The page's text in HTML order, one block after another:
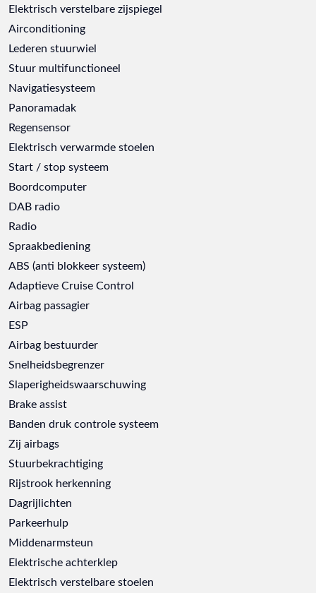
Elektrisch verstelbare zijspiegel
Airconditioning
Lederen stuurwiel
Stuur multifunctioneel
Navigatiesysteem
Panoramadak
Regensensor
Elektrisch verwarmde stoelen
Start / stop systeem
Boordcomputer
DAB radio
Radio
Spraakbediening
ABS (anti blokkeer systeem)
Adaptieve Cruise Control
Airbag passagier
ESP
Airbag bestuurder
Snelheidsbegrenzer
Slaperigheidswaarschuwing
Brake assist
Banden druk controle systeem
Zij airbags
Stuurbekrachtiging
Rijstrook herkenning
Dagrijlichten
Parkeerhulp
Middenarmsteun
Elektrische achterklep
Elektrisch verstelbare stoelen